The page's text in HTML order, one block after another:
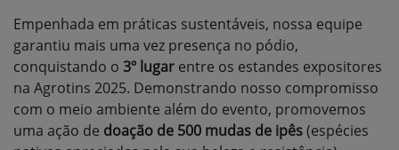
Empenhada em práticas sustentáveis, nossa equipe
garantiu mais uma vez presença no pódio,
conquistando o 3º lugar entre os estandes expositores
na Agrotins 2025. Demonstrando nosso compromisso
com o meio ambiente além do evento, promovemos
uma ação de doação de 500 mudas de ipês(espécies